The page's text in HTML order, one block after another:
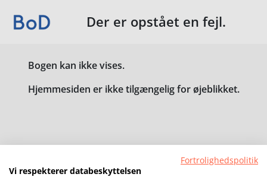
Der er opstået en fejl.
Bogen kan ikke vises.
Hjemmesiden er ikke tilgængelig for øjeblikket.
Fortrolighedspolitik
Vi respekterer databeskyttelsen